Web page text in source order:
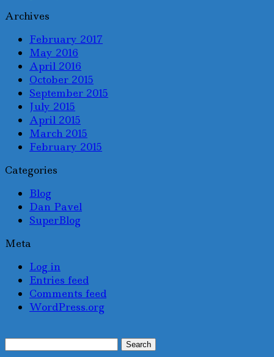
Archives
February 2017
May 2016
April 2016
October 2015
September 2015
July 2015
April 2015
March 2015
February 2015
Categories
Blog
Dan Pavel
SuperBlog
Meta
Log in
Entries feed
Comments feed
WordPress.org
Search